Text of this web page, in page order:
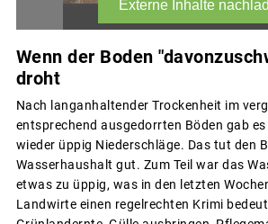
Wenn der Boden
droht
Nach langanhaltender Trockenheit im
entsprechend ausgedorrten Böden gab
wieder üppig Niederschläge. Das tut den
Wasserhaushalt gut. Zum Teil war das
etwas zu üppig, was in den letzten
Landwirte einen regelrechten Krimi